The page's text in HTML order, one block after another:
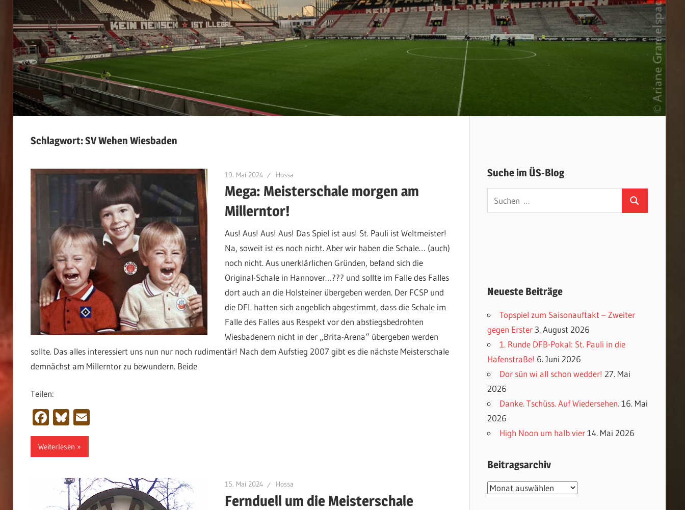
Schlagwort:SV Wehen Wiesbaden
19. Mai 2024 Hossa
Mega: Meisterschale morgen am
Millerntor!
Aus! Aus! Aus! Aus! Das Spiel ist aus! St. Pauli ist Weltmeister!
Na, soweit ist es noch nicht. Aber wir haben die Schale… (auch)
noch nicht. Aus unerklärlichen Gründen, befand sich die
Original-Schale in Hannover…??? und sollte im Falle des Falles
dort auch an die Holsteiner übergeben werden. Der FCSP und
die DFL hatten sich angeblich abgestimmt, dass die Schale im
Falle des Falles aus Respekt vor den abstiegsbedrohten
Wiesbadenern nicht in der „Brita-Arena“ übergeben werden
sollte. Das alles interessiert uns nun nur noch rudimentär! Nach dem Aufstieg 2007 gibt es die nächste Meisterschale
demnächst am Millerntor zu bewundern. Beide
Teilen:
Facebook
Bluesky
Email
Weiterlesen
15. Mai 2024 Hossa
Fernduell um die Meisterschale
Suche im ÜS-Blog
Suchen
nach:
Suchen
Neueste Beiträge
Topspiel zum Saisonauftakt – Zweiter
gegen Erster 3. August 2026
1. Runde DFB-Pokal: St. Pauli in die
Hafenstraße! 6. Juni 2026
Dor sün wi all schon wedder! 27. Mai
2026
Danke. Tschüss. Auf Wiedersehen. 16. Mai
2026
High Noon um halb vier 14. Mai 2026
Beitragsarchiv
Beitragsarchiv